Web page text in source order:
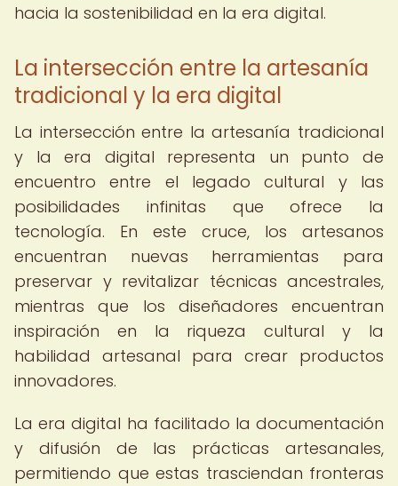
hacia la sostenibilidad en la era digital.
La intersección entre la artesanía
tradicional y la era digital
La intersección entre la artesanía tradicional
y la era digital representa un punto de
encuentro entre el legado cultural y las
posibilidades infinitas que ofrece la
tecnología. En este cruce, los artesanos
encuentran nuevas herramientas para
preservar y revitalizar técnicas ancestrales,
mientras que los diseñadores encuentran
inspiración en la riqueza cultural y la
habilidad artesanal para crear productos
innovadores.
La era digital ha facilitado la documentación
y difusión de las prácticas artesanales,
permitiendo que estas trasciendan fronteras